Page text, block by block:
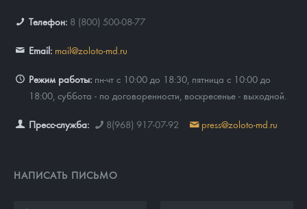
Телефон: 8 (800) 500-08-77
Email: mail@zoloto-md.ru
Режим работы: пн-чт с 10:00 до 18:30, пятница с 10:00 до
18:00, суббота - по договоренности, воскресенье - выходной.
Пресс-служба: 8(968) 917-07-92 press@zoloto-md.ru
НАПИСАТЬ ПИСЬМО